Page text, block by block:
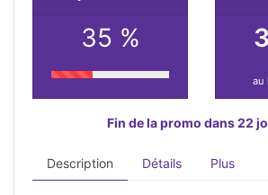
35 %
au
Fin de la promo dans 22
Description Détails Plus